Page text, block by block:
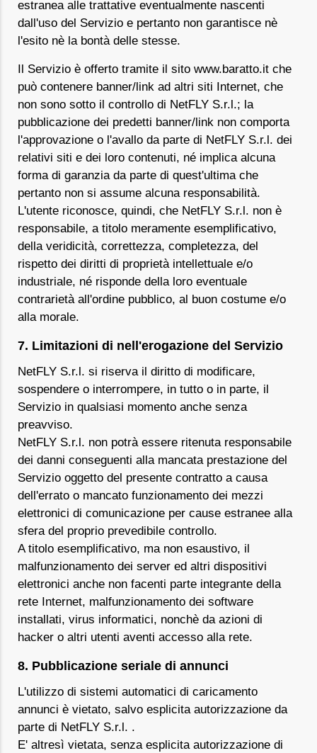
estranea alle trattative eventualmente nascenti
dall'uso del Servizio e pertanto non garantisce nè
l'esito nè la bontà delle stesse.
Il Servizio è offerto tramite il sito www.baratto.it che
può contenere banner/link ad altri siti Internet, che
non sono sotto il controllo di NetFLY S.r.l.; la
pubblicazione dei predetti banner/link non comporta
l'approvazione o l'avallo da parte di NetFLY S.r.l. dei
relativi siti e dei loro contenuti, né implica alcuna
forma di garanzia da parte di quest'ultima che
pertanto non si assume alcuna responsabilità.
L'utente riconosce, quindi, che NetFLY S.r.l. non è
responsabile, a titolo meramente esemplificativo,
della veridicità, correttezza, completezza, del
rispetto dei diritti di proprietà intellettuale e/o
industriale, né risponde della loro eventuale
contrarietà all'ordine pubblico, al buon costume e/o
alla morale.
7. Limitazioni di nell'erogazione del Servizio
NetFLY S.r.l. si riserva il diritto di modificare,
sospendere o interrompere, in tutto o in parte, il
Servizio in qualsiasi momento anche senza
preavviso.
NetFLY S.r.l. non potrà essere ritenuta responsabile
dei danni conseguenti alla mancata prestazione del
Servizio oggetto del presente contratto a causa
dell'errato o mancato funzionamento dei mezzi
elettronici di comunicazione per cause estranee alla
sfera del proprio prevedibile controllo.
A titolo esemplificativo, ma non esaustivo, il
malfunzionamento dei server ed altri dispositivi
elettronici anche non facenti parte integrante della
rete Internet, malfunzionamento dei software
installati, virus informatici, nonchè da azioni di
hacker o altri utenti aventi accesso alla rete.
8. Pubblicazione seriale di annunci
L'utilizzo di sistemi automatici di caricamento
annunci è vietato, salvo esplicita autorizzazione da
parte di NetFLY S.r.l. .
E' altresì vietata, senza esplicita autorizzazione di